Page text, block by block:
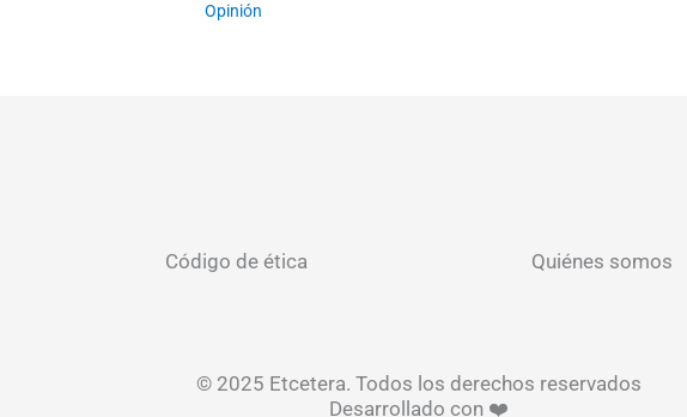
Opinión
Código de ética Quiénes somos
© 2025 Etcetera. Todos los derechos reservados
Desarrollado con ❤️